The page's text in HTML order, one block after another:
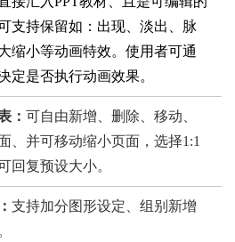
支持保留如：出现、淡出、脉
缩小等动画特效。使用者可通
定是否执行动画效果。
： 可自由新增、删除、移动、
、并可移动缩小页面，选择1:1
回复预设大小。
支持加分图形设定、组别新增